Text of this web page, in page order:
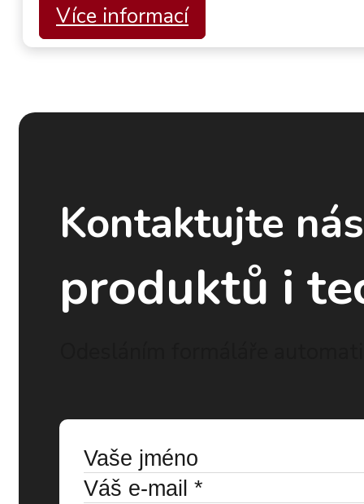
Více informací
Kontaktujte
produktů i